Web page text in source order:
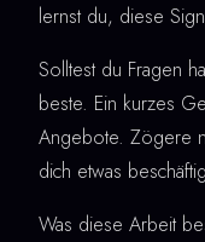
lernst du, diese
Solltest du Fragen
beste. Ein kurzes
Angebote. Zögere
dich etwas
Was diese Arbeit